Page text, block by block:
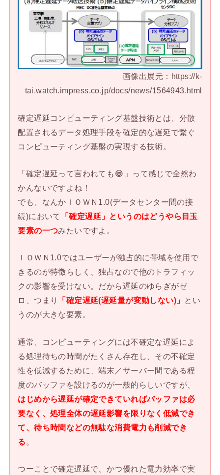
画像出展元：https://k-
tai.watch.impress.co.jp/docs/news/1564943.html
確定遅延コンピューティング基盤技術とは、分散
配置されるデータ処理手段を確定的な遅延で繋ぐ
コンピューティング基盤の実現する技術。
「確定遅延って言われても😂」って感じで全然わ
かんないですよね！
でも、なんかＩＯＷＮ1.0(データセンター間の接
続)において
「確定遅延」というのはどうやら目玉
要素の一つみたいですよ。
ＩＯＷＮ1.0ではユーザーが独占的に帯域を使用で
きるのが特徴らしく、独占なので他のトラフィッ
クの影響を受けない。だから遅延のゆらぎがゼ
ロ、つまり
「確定遅延(遅延量が変動しない)」 とい
うのが大きな要素。
通常、コンピューティングには不確定な遅延によ
る処理待ちの時間がたくさん存在し、その不確定
性を低減するために、端末／サーバー間である程
度のバッファを設けるのが一般的らしいですが、
はじめから遅延が確定できていればバッファは必
要なく、処理全体の遅延影響を限りなく低減でき
て、待ち時間などの無駄な消費電力も削減でき
る 。
つーことで確定遅延で、かつ優れた電力効率で実